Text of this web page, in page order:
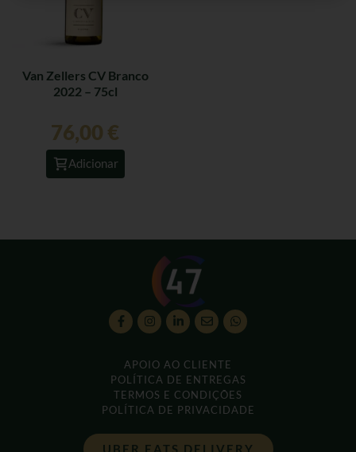
Van Zellers CV Branco
2022 – 75cl
76,00 €
Adicionar
APOIO AO CLIENTE
POLÍTICA DE ENTREGAS
TERMOS E CONDIÇÕES
POLÍTICA DE PRIVACIDADE
UBER EATS DELIVERY